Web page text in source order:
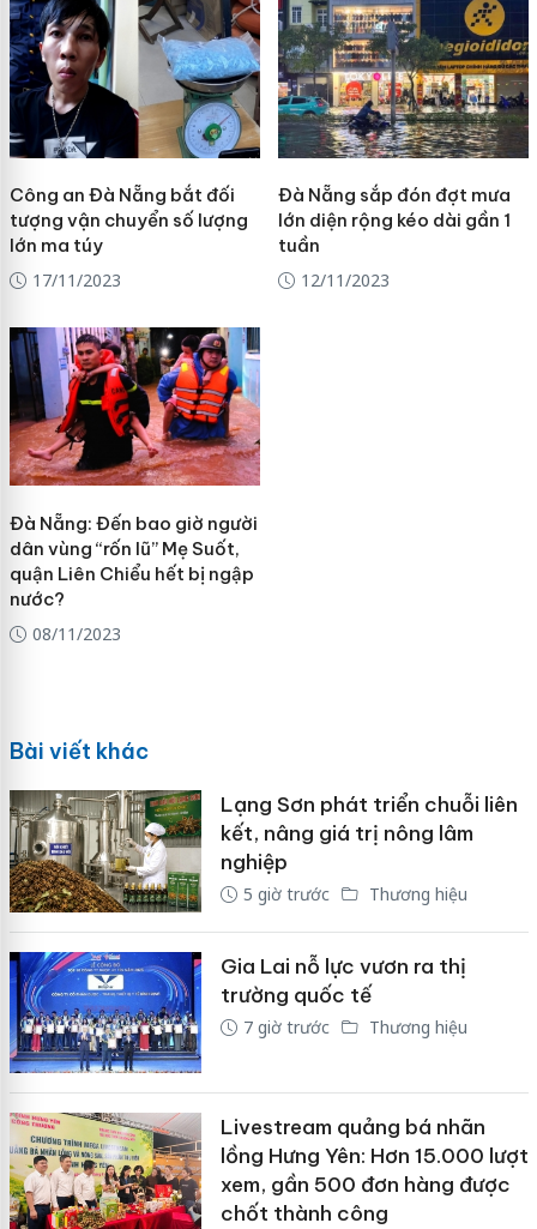
Công an Đà Nẵng bắt đối
tượng vận chuyển số lượng
lớn ma túy
17/11/2023
Đà Nẵng sắp đón đợt mưa
lớn diện rộng kéo dài gần 1
tuần
12/11/2023
Đà Nẵng: Đến bao giờ người
dân vùng “rốn lũ” Mẹ Suốt,
quận Liên Chiểu hết bị ngập
nước?
08/11/2023
Bài viết khác
Lạng Sơn phát triển chuỗi liên
kết, nâng giá trị nông lâm
nghiệp
5 giờ trước Thương hiệu
Gia Lai nỗ lực vươn ra thị
trường quốc tế
7 giờ trước Thương hiệu
Livestream quảng bá nhãn
lồng Hưng Yên: Hơn 15.000 lượt
xem, gần 500 đơn hàng được
chốt thành công